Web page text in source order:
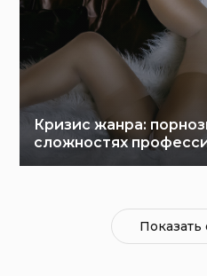
Кризис жанра:
сложностях